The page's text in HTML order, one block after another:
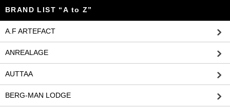
BRAND LIST “A to Z”
A.F ARTEFACT
ANREALAGE
AUTTAA
BERG-MAN LODGE